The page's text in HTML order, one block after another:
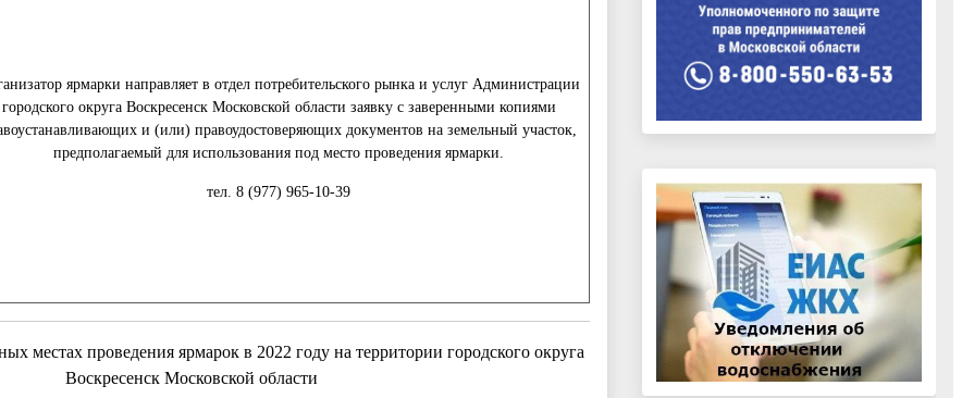
ярмарки направляет в отдел потребительского рынка и услуг Администрации
городского округа Воскресенск Московской области заявку с заверенными копиями
и (или) правоудостоверяющих документов на земельный участок,
предполагаемый для использования под место проведения ярмарки.
тел. 8 (977) 965-10-39
проведения ярмарок в 2022 году на территории городского округа
Воскресенск Московской области